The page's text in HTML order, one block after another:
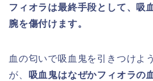
フィオラは最終手段として、吸
腕を傷付けます。
血の匂いで吸血鬼を引きつけよ
が、
吸血鬼はなぜかフィオラの